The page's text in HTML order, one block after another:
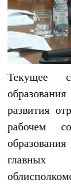
Текущее
развития
рабочем
главных